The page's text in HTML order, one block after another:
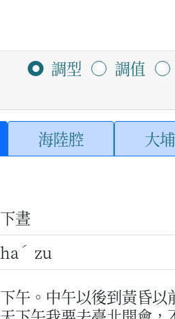
調型 調值
海陸腔 大
下晝
ha ˊ zu
下午。中午以後到黃昏以